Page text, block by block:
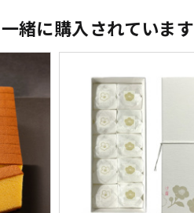
緒に購入されています